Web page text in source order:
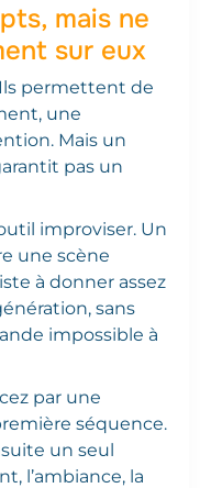
mais ne
sur eux
permettent de
une
Mais un
pas un
improviser. Un
une scène
à donner assez
sans
impossible à
par une
séquence.
un seul
l’ambiance, la